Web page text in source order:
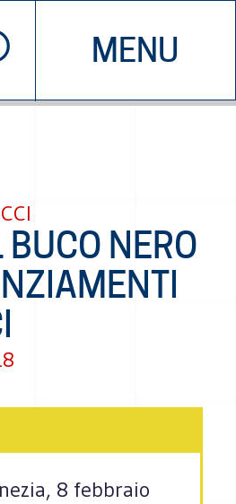
MENU
CHI SIAMO
EDDYBURG
NERO
8 febbraio